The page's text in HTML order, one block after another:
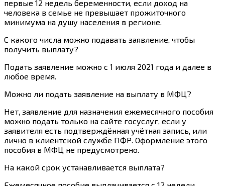
первые 12 недель беременности, если доход на
человека в семье не превышает прожиточного
минимума на душу населения в регионе
С какого числа можно подавать заявление, чтобы
получить выплату?
Подать заявление можно с 1 июля 2021 года и далее в
любое время.
Можно ли подать заявление на выплату в МФЦ?
Нет, заявление для назначения ежемесячного пособия
можно подать только на сайте госуслуг, если у
заявителя есть подтверждённая учётная запись, или
лично в клиентской службе ПФР. Оформление этого
пособия в МФЦ не предусмотрено.
На какой срок устанавливается выплата?